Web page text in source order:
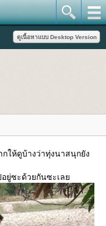
ให้ดูบ้างว่าทุ่งนาสนุกยัง
ยู่ซะด้วยกันซะเลย